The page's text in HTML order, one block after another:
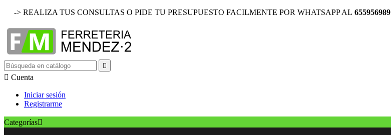
-> REALIZA TUS CONSULTAS O PIDE TU PRESUPUESTO FACILMENTE POR WHATSAPP AL 655956989

 Cuenta
Iniciar sesión
Registrarme
Categorías